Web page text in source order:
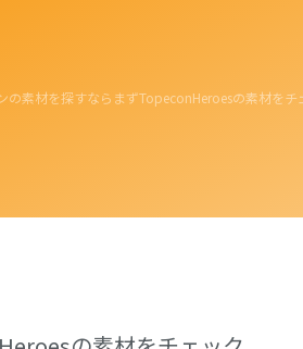
の素材を探すならまずTopeconHeroesの素材をチ